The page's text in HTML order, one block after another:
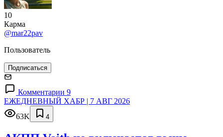
10
Карма
@mar22pav
Пользователь
Подписаться
Комментарии 9
ЕЖЕДНЕВНЫЙ ХАБР | 7 АВГ 2026
63K
4